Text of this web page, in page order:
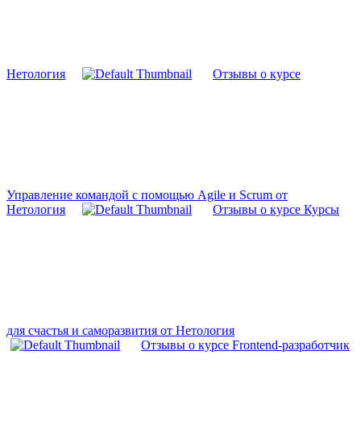
Нетология Отзывы о курсе
Управление командой с помощью Agile и Scrum от
Нетология
Отзывы о курсе Курсы
для счастья и саморазвития от Нетология
Отзывы о курсе Frontend-разработчик